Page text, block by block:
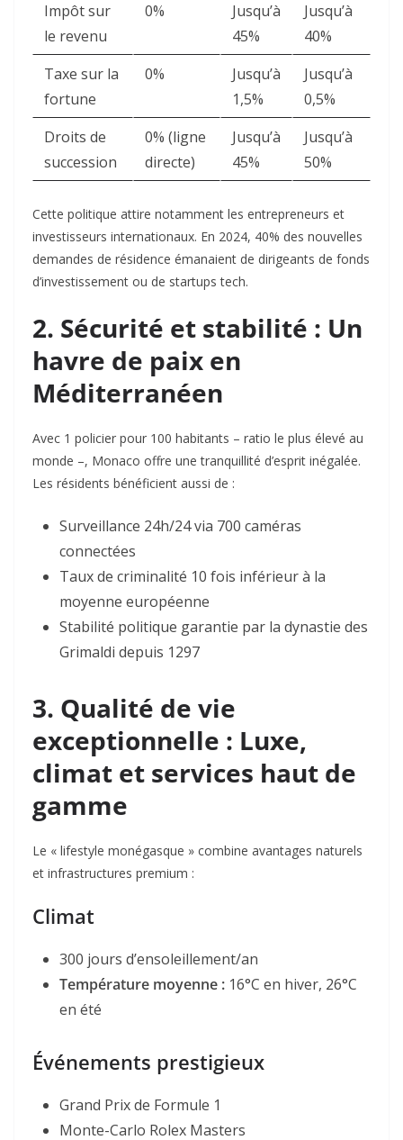
Impôt sur
le revenu
0%
Jusqu’à
45%
Jusqu’à
40%
Taxe sur la
fortune
0%
Jusqu’à
1,5%
Jusqu’à
0,5%
Droits de
succession
0% (ligne
directe)
Jusqu’à
45%
Jusqu’à
50%
Cette politique attire notamment les entrepreneurs et
investisseurs internationaux. En 2024, 40% des nouvelles
demandes de résidence émanaient de dirigeants de fonds
d’investissement ou de startups tech.
2. Sécurité et stabilité : Un
havre de paix en
Méditerranéen
Avec 1 policier pour 100 habitants – ratio le plus élevé au
monde –, Monaco offre une tranquillité d’esprit inégalée.
Les résidents bénéficient aussi de :
Surveillance 24h/24 via 700 caméras
connectées
Taux de criminalité 10 fois inférieur à la
moyenne européenne
Stabilité politique garantie par la dynastie des
Grimaldi depuis 1297
3. Qualité de vie
exceptionnelle : Luxe,
climat et services haut de
gamme
Le « lifestyle monégasque » combine avantages naturels
et infrastructures premium :
Climat
300 jours d’ensoleillement/an
Température moyenne : 16°C en hiver, 26°C
en été
Événements prestigieux
Grand Prix de Formule 1
Monte-Carlo Rolex Masters